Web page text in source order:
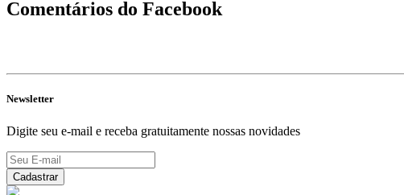
Comentários do Facebook
Newsletter
Digite seu e-mail e receba gratuitamente nossas novidades